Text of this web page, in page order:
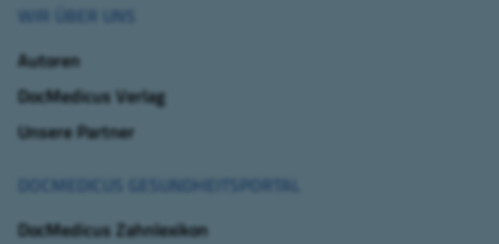
WIR ÜBER UNS
Autoren
DocMedicus Verlag
Unsere Partner
DOCMEDICUS GESUNDHEITSPORTAL
DocMedicus Zahnlexikon